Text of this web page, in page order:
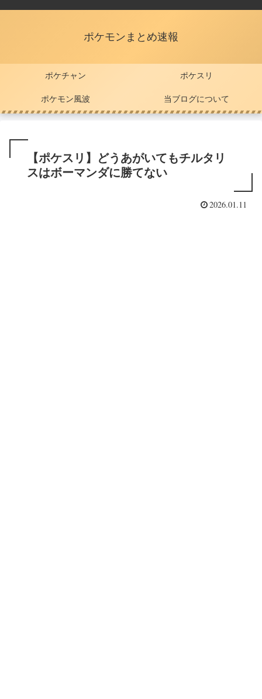
ポケモンまとめ速報
ポケチャン ポケスリ
ポケモン風波 当ブログについて
【ポケスリ】どうあがいてもチルタリ
スはボーマンダに勝てない
2026.01.11